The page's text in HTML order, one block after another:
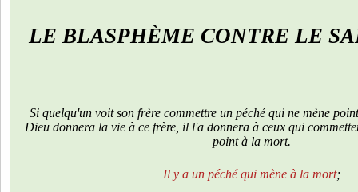
LE BLASPHÈME CONTRE LE
Si quelqu'un voit son frère commettre un péché qui ne mène
Dieu donnera la vie à ce frère, il l'a donnera à ceux qui
point à la mort.
Il y a un péché qui mène à la mort;